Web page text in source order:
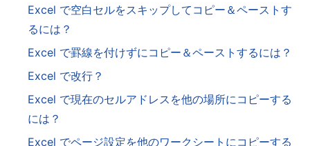
Excel で空白セルをスキップしてコピー＆ペーストす
るには？
Excel で罫線を付けずにコピー＆ペーストするには？
Excel で改行？
Excel で現在のセルアドレスを他の場所にコピーする
には？
Excel でページ設定を他のワークシートにコピーする